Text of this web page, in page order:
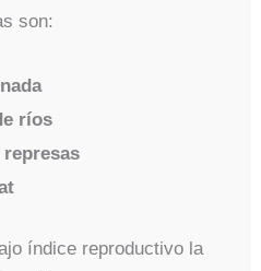
son:
ríos
índice reproductivo la